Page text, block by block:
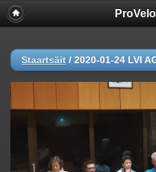
Staartsäit / 2020-01-24 LVI